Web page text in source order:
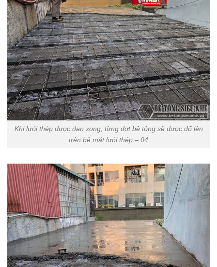
Khi lưới thép được đan xong, từng đợt bê tông sẽ được đổ lên
trên bê mặt lưới thép – 04